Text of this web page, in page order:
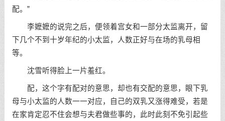
配。”
李嬷嬷的说完之后，便领着宫女和一部分太监离开，留
下几个不到十岁年纪的小太监，人数正好与在场的乳母相
等。
沈雪听得脸上一片羞红。
配，这个字有配对的意思，却也有交配的意思，眼下乳
母与小太监的人数一一对应，自己的双乳又涨得难受，若是
在家肯定忍不住会想与夫君做些事的，此时此刻不免引起些